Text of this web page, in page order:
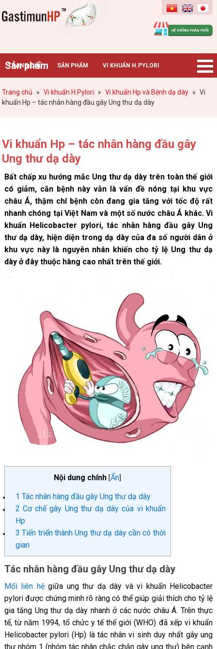
Gastimunhp
Sản phẩm
TRANG CHỦ SẢN PHẨM VI KHUẨN H.PYLORI
BỆNH DẠ DÀY TIN TỨC – SỰ KIỆN HƯỚNG DẪN MUA HÀNG
Trang chủ » Vi khuẩn H.Pylori » Vi khuẩn Hp và Bệnh dạ dày » Vi
khuẩn Hp – tác nhân hàng đầu gây Ung thư dạ dày
Vi khuẩn Hp – tác nhân hàng đầu gây
Ung thư dạ dày
Bất chấp xu hướng mắc Ung thư dạ dày trên toàn thế giới
có giảm, căn bệnh này vẫn là vấn đề nóng tại khu vực
châu Á, thậm chí bệnh còn đang gia tăng với tốc độ rất
nhanh chóng tại Việt Nam và một số nước châu Á khác. Vi
khuẩn Helicobacter pylori, tác nhân hàng đầu gây Ung
thư dạ dày, hiện diện trong dạ dày của đa số người dân ở
khu vực này là nguyên nhân khiến cho tỷ lệ Ung thư dạ
dày ở đây thuộc hàng cao nhất trên thế giới.
Nội dung chính [Ẩn]
1 Tác nhân hàng đầu gây Ung thư dạ dày
2 Cơ chế gây Ung thư dạ dày của vi khuẩn
Hp
3 Tiến triển thành Ung thư dạ dày cần có thời
gian
Tác nhân hàng đầu gây Ung thư dạ dày
Mối liên hệgiữa ung thư dạ dày và vi khuẩn Helicobacter
pylori được chứng minh rõ ràng có thể giúp giải thích cho tỷ lệ
gia tăng Ung thư dạ dày nhanh ở các nước châu Á. Trên thực
tế, từ năm 1994, tổ chức y tế thế giới (WHO) đã xếp vi khuẩn
Helicobacter pylori (Hp) là tác nhân vi sinh duy nhất gây ung
thư nhóm 1 (nhóm tác nhân chắc chắn gây ung thư) bên cạnh